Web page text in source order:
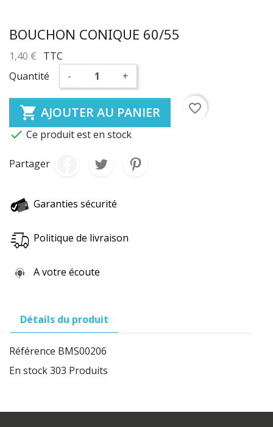
BOUCHON CONIQUE 60/55
1,40 € TTC
Quantité
- +
 AJOUTER AU PANIER
favorite_border
 Ce produit est en stock
Partager
Garanties sécurité
Politique de livraison
A votre écoute
Détails du produit
Référence BMS00206
En stock303 Produits